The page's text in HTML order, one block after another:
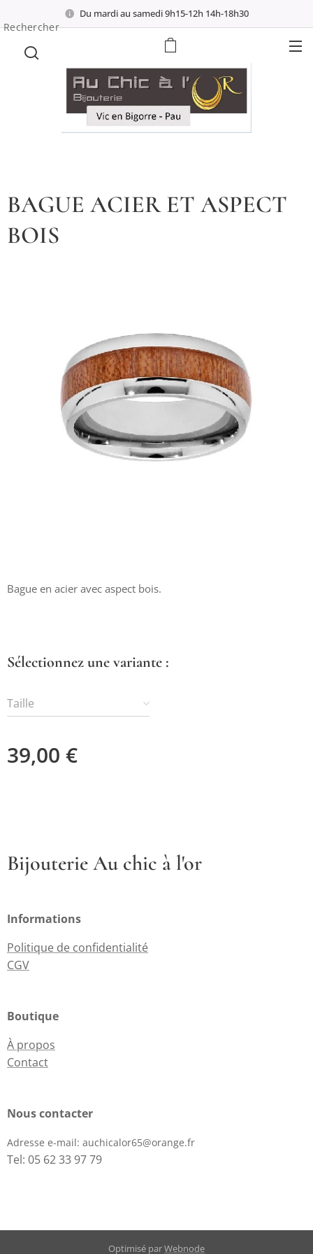
Du mardi au samedi 9h15-12h 14h-18h30
Rechercher
BAGUE ACIER ET ASPECT
BOIS
Bague en acier avec aspect bois.
Sélectionnez une variante :
Taille
39,00 €
Bijouterie Au chic à l'or
Informations
Politique de confidentialité
CGV
Boutique
À propos
Contact
Nous contacter
Adresse e-mail: auchicalor65@orange.fr
Tel: 05 62 33 97 79
Optimisé parWebnode